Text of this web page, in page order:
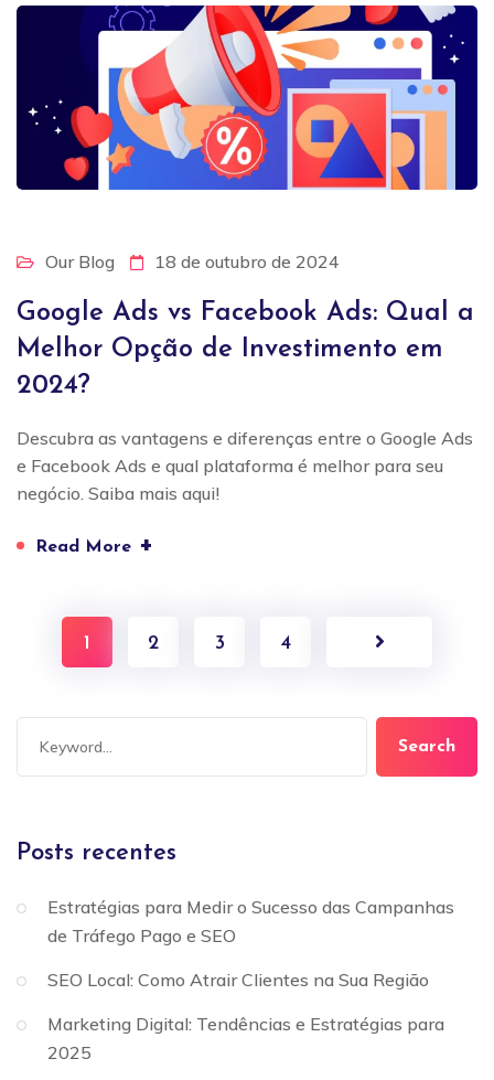
Our Blog 18 de outubro de 2024
Google Ads vs Facebook Ads: Qual a
Melhor Opção de Investimento em
2024?
Descubra as vantagens e diferenças entre o Google Ads
e Facebook Ads e qual plataforma é melhor para seu
negócio. Saiba mais aqui!
Read More +
1 2 3 4
Search
Posts recentes
Estratégias para Medir o Sucesso das Campanhas
de Tráfego Pago e SEO
SEO Local: Como Atrair Clientes na Sua Região
Marketing Digital: Tendências e Estratégias para
2025